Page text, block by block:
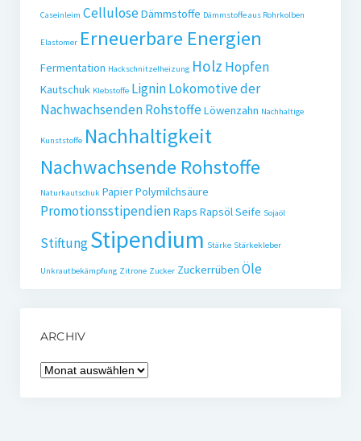
Caseinleim CelluloseDämmstoffe Dämmstoffe aus Rohrkolben
Elastomer Erneuerbare Energien
Fermentation Hackschnitzelheizung Holz Hopfen
Kautschuk Klebstoffe LigninLokomotive der
Nachwachsenden RohstoffeLöwenzahn Nachhaltige
Kunststoffe Nachhaltigkeit
Nachwachsende Rohstoffe
Naturkautschuk PapierPolymilchsäure
PromotionsstipendienRaps RapsölSeife Sojaöl
StiftungStipendium Stärke Stärkekleber
Unkrautbekämpfung Zitrone Zucker Zuckerrüben Öle
ARCHIV
Archiv